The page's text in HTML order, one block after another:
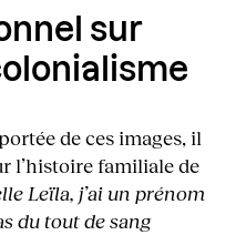
sur
de ces images, il
l’histoire familiale de
Leïla, j’ai un prénom
du tout de sang